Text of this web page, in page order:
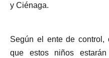
y Ciénaga.
Según el ente de control,
que estos niños